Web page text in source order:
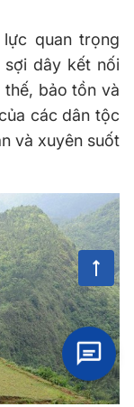
quan trọng
dây kết nối
bảo tồn và
các dân tộc
và xuyên suốt